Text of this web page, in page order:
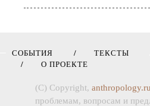
СОБЫТИЯ ТЕКСТЫ
О ПРОЕКТЕ
(C) Copyright, anthropology.ru
проблемам, вопросам и